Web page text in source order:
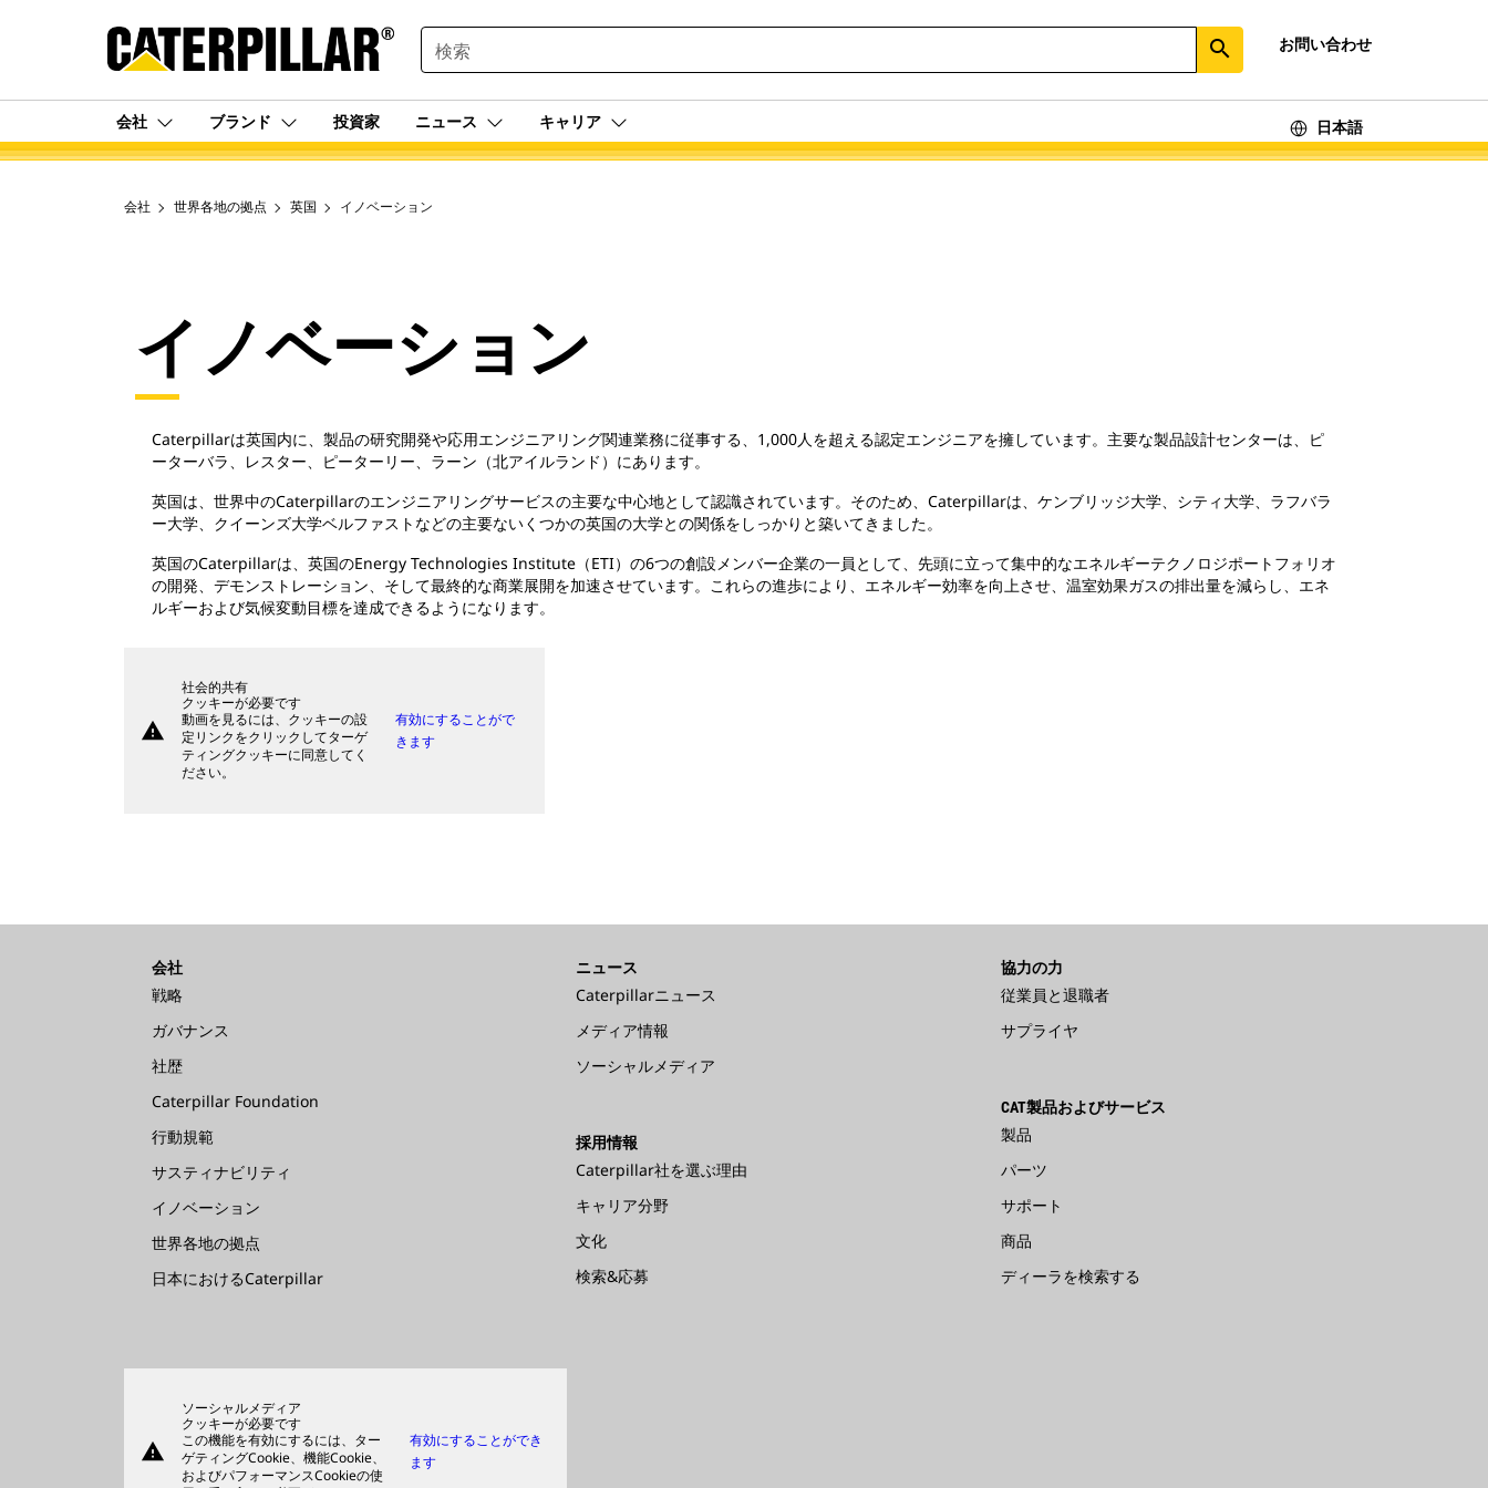
SEARCH search お問い合わせ
会社 ブランド 投資家 ニュース キャリア 日本語
会社 世界各地の拠点 英国 イノベーション
イノベーション
Caterpillarは英国内に、製品の研究開発や応用エンジニアリング関連業務に従事する、1,000人を超える認定エンジニアを擁しています。主要な製品設計センターは、ピ
ーターバラ、レスター、ピーターリー、ラーン（北アイルランド）にあります。
英国は、世界中のCaterpillarのエンジニアリングサービスの主要な中心地として認識されています。そのため、Caterpillarは、ケンブリッジ大学、シティ大学、ラフバラ
ー大学、クイーンズ大学ベルファストなどの主要ないくつかの英国の大学との関係をしっかりと築いてきました。
英国のCaterpillarは、英国のEnergy Technologies Institute（ETI）の6つの創設メンバー企業の一員として、先頭に立って集中的なエネルギーテクノロジポートフォリオ
の開発、デモンストレーション、そして最終的な商業展開を加速させています。これらの進歩により、エネルギー効率を向上させ、温室効果ガスの排出量を減らし、エネ
ルギーおよび気候変動目標を達成できるようになります。
warning
社会的共有
クッキーが必要です
動画を見るには、クッキーの設
定リンクをクリックしてターゲ
ティングクッキーに同意してく
ださい。
有効にすることがで
きます
会社
戦略
ガバナンス
社歴
Caterpillar Foundation
行動規範
サスティナビリティ
イノベーション
世界各地の拠点
日本におけるCaterpillar
ニュース
Caterpillarニュース
メディア情報
ソーシャルメディア
採用情報
Caterpillar社を選ぶ理由
キャリア分野
文化
検索&応募
協力の力
従業員と退職者
サプライヤ
CAT製品およびサービス
製品
パーツ
サポート
商品
ディーラを検索する
warning
ソーシャルメディア
クッキーが必要です
この機能を有効にするには、ター
ゲティングCookie、機能Cookie、
およびパフォーマンスCookieの使
有効にすることができ
ます